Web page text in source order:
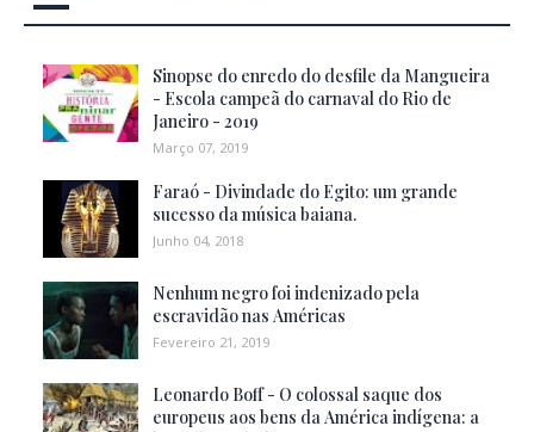
Sinopse do enredo do desfile da Mangueira
- Escola campeã do carnaval do Rio de
Janeiro - 2019
Março 07, 2019
Faraó - Divindade do Egito: um grande
sucesso da música baiana.
Junho 04, 2018
Nenhum negro foi indenizado pela
escravidão nas Américas
Fevereiro 21, 2019
Leonardo Boff - O colossal saque dos
europeus aos bens da América indígena: a